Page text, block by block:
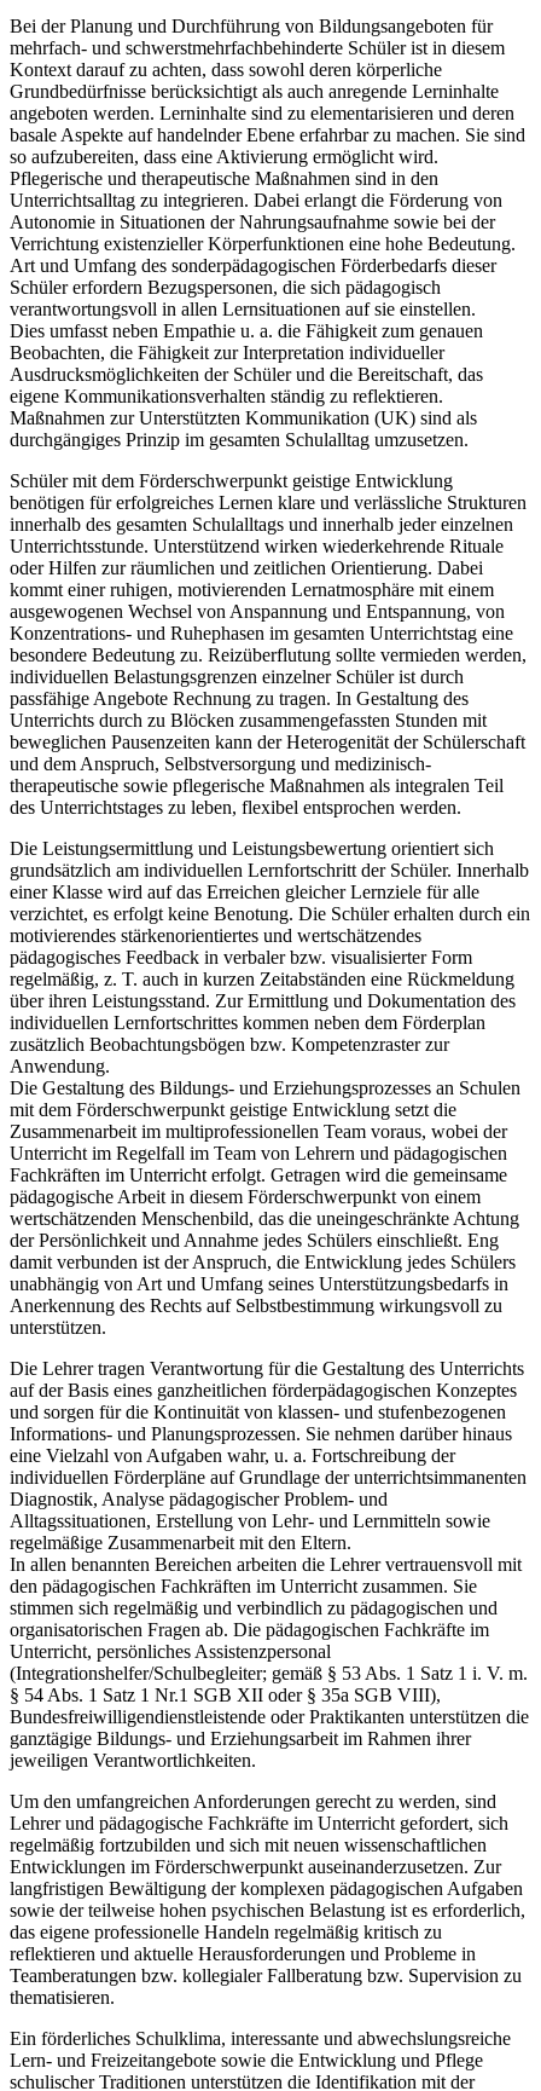
Bei der Planung und Durchführung von Bildungsangeboten für
mehrfach- und schwerstmehrfachbehinderte Schüler ist in diesem
Kontext darauf zu achten, dass sowohl deren körperliche
Grundbedürfnisse berücksichtigt als auch anregende Lerninhalte
angeboten werden. Lerninhalte sind zu elementarisieren und deren
basale Aspekte auf handelnder Ebene erfahrbar zu machen. Sie sind
so aufzubereiten, dass eine Aktivierung ermöglicht wird.
Pflegerische und therapeutische Maßnahmen sind in den
Unterrichtsalltag zu integrieren. Dabei erlangt die Förderung von
Autonomie in Situationen der Nahrungsaufnahme sowie bei der
Verrichtung existenzieller Körperfunktionen eine hohe Bedeutung.
Art und Umfang des sonderpädagogischen Förderbedarfs dieser
Schüler erfordern Bezugspersonen, die sich pädagogisch
verantwortungsvoll in allen Lernsituationen auf sie einstellen.
Dies umfasst neben Empathie u. a. die Fähigkeit zum genauen
Beobachten, die Fähigkeit zur Interpretation individueller
Ausdrucksmöglichkeiten der Schüler und die Bereitschaft, das
eigene Kommunikationsverhalten ständig zu reflektieren.
Maßnahmen zur Unterstützten Kommunikation (UK) sind als
durchgängiges Prinzip im gesamten Schulalltag umzusetzen.
Schüler mit dem Förderschwerpunkt geistige Entwicklung
benötigen für erfolgreiches Lernen klare und verlässliche Strukturen
innerhalb des gesamten Schulalltags und innerhalb jeder einzelnen
Unterrichtsstunde. Unterstützend wirken wiederkehrende Rituale
oder Hilfen zur räumlichen und zeitlichen Orientierung. Dabei
kommt einer ruhigen, motivierenden Lernatmosphäre mit einem
ausgewogenen Wechsel von Anspannung und Entspannung, von
Konzentrations- und Ruhephasen im gesamten Unterrichtstag eine
besondere Bedeutung zu. Reizüberflutung sollte vermieden werden,
individuellen Belastungsgrenzen einzelner Schüler ist durch
passfähige Angebote Rechnung zu tragen. In Gestaltung des
Unterrichts durch zu Blöcken zusammengefassten Stunden mit
beweglichen Pausenzeiten kann der Heterogenität der Schülerschaft
und dem Anspruch, Selbstversorgung und medizinisch-
therapeutische sowie pflegerische Maßnahmen als integralen Teil
des Unterrichtstages zu leben, flexibel entsprochen werden.
Die Leistungsermittlung und Leistungsbewertung orientiert sich
grundsätzlich am individuellen Lernfortschritt der Schüler. Innerhalb
einer Klasse wird auf das Erreichen gleicher Lernziele für alle
verzichtet, es erfolgt keine Benotung. Die Schüler erhalten durch ein
motivierendes stärkenorientiertes und wertschätzendes
pädagogisches Feedback in verbaler bzw. visualisierter Form
regelmäßig, z. T. auch in kurzen Zeitabständen eine Rückmeldung
über ihren Leistungsstand. Zur Ermittlung und Dokumentation des
individuellen Lernfortschrittes kommen neben dem Förderplan
zusätzlich Beobachtungsbögen bzw. Kompetenzraster zur
Anwendung.
Die Gestaltung des Bildungs- und Erziehungsprozesses an Schulen
mit dem Förderschwerpunkt geistige Entwicklung setzt die
Zusammenarbeit im multiprofessionellen Team voraus, wobei der
Unterricht im Regelfall im Team von Lehrern und pädagogischen
Fachkräften im Unterricht erfolgt. Getragen wird die gemeinsame
pädagogische Arbeit in diesem Förderschwerpunkt von einem
wertschätzenden Menschenbild, das die uneingeschränkte Achtung
der Persönlichkeit und Annahme jedes Schülers einschließt. Eng
damit verbunden ist der Anspruch, die Entwicklung jedes Schülers
unabhängig von Art und Umfang seines Unterstützungsbedarfs in
Anerkennung des Rechts auf Selbstbestimmung wirkungsvoll zu
unterstützen.
Die Lehrer tragen Verantwortung für die Gestaltung des Unterrichts
auf der Basis eines ganzheitlichen förderpädagogischen Konzeptes
und sorgen für die Kontinuität von klassen- und stufenbezogenen
Informations- und Planungsprozessen. Sie nehmen darüber hinaus
eine Vielzahl von Aufgaben wahr, u. a. Fortschreibung der
individuellen Förderpläne auf Grundlage der unterrichtsimmanenten
Diagnostik, Analyse pädagogischer Problem- und
Alltagssituationen, Erstellung von Lehr- und Lernmitteln sowie
regelmäßige Zusammenarbeit mit den Eltern.
In allen benannten Bereichen arbeiten die Lehrer vertrauensvoll mit
den pädagogischen Fachkräften im Unterricht zusammen. Sie
stimmen sich regelmäßig und verbindlich zu pädagogischen und
organisatorischen Fragen ab. Die pädagogischen Fachkräfte im
Unterricht, persönliches Assistenzpersonal
(Integrationshelfer/Schulbegleiter; gemäß § 53 Abs. 1 Satz 1 i. V. m.
§ 54 Abs. 1 Satz 1 Nr.1 SGB XII oder § 35a SGB VIII),
Bundesfreiwilligendienstleistende oder Praktikanten unterstützen die
ganztägige Bildungs- und Erziehungsarbeit im Rahmen ihrer
jeweiligen Verantwortlichkeiten.
Um den umfangreichen Anforderungen gerecht zu werden, sind
Lehrer und pädagogische Fachkräfte im Unterricht gefordert, sich
regelmäßig fortzubilden und sich mit neuen wissenschaftlichen
Entwicklungen im Förderschwerpunkt auseinanderzusetzen. Zur
langfristigen Bewältigung der komplexen pädagogischen Aufgaben
sowie der teilweise hohen psychischen Belastung ist es erforderlich,
das eigene professionelle Handeln regelmäßig kritisch zu
reflektieren und aktuelle Herausforderungen und Probleme in
Teamberatungen bzw. kollegialer Fallberatung bzw. Supervision zu
thematisieren.
Ein förderliches Schulklima, interessante und abwechslungsreiche
Lern- und Freizeitangebote sowie die Entwicklung und Pflege
schulischer Traditionen unterstützen die Identifikation mit der